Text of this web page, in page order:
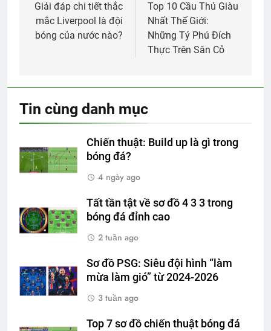
hướng
bài
Giải đáp chi tiết thắc
mắc Liverpool là đội
bóng của nước nào?
Top 10 Cầu Thủ Giàu
Nhất Thế Giới:
Những Tỷ Phú Đích
Thực Trên Sân Cỏ
Tin cùng danh mục
Chiến thuật: Build up là gì trong
bóng đá?
4 ngày ago
Tất tần tật về sơ đồ 4 3 3 trong
bóng đá đỉnh cao
2 tuần ago
Sơ đồ PSG: Siêu đội hình “làm
mừa làm gió” từ 2024-2026
3 tuần ago
Top 7 sơ đồ chiến thuật bóng đá